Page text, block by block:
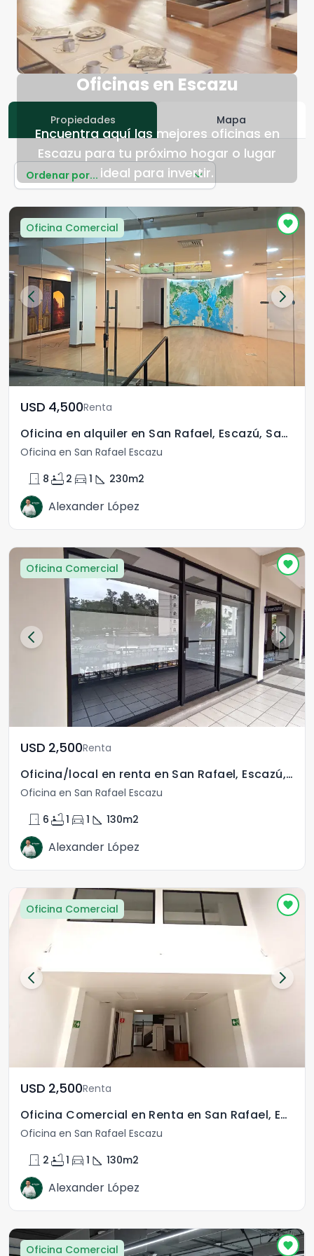
Oficinas en Escazu
Encuentra aquí las mejores oficinas en
Escazu para tu próximo hogar o lugar
ideal para invertir.
Propiedades Mapa
Ordenar por...
Oficina Comercial
USD	4,500Renta
Oficina en alquiler en San Rafael, Escazú, San José
Oficina en San Rafael Escazu
door_front 8 bathtub 2 directions_car 1 square_foot 230m2
Alexander López
Oficina Comercial
USD	2,500Renta
Oficina/local en renta en San Rafael, Escazú, San José
Oficina en San Rafael Escazu
door_front 6 bathtub1 directions_car 1 square_foot 130m2
Alexander López
Oficina Comercial
USD	2,500Renta
Oficina Comercial en Renta en San Rafael, Escazú, San José
Oficina en San Rafael Escazu
door_front 2 bathtub1 directions_car 1 square_foot 130m2
Alexander López
Oficina Comercial